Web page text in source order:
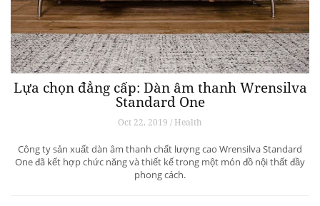
Lựa chọn đẳng cấp: Dàn âm thanh Wrensilva
Standard One
Oct 22, 2019 / Health
Công ty sản xuất dàn âm thanh chất lượng cao Wrensilva Standard
One đã kết hợp chức năng và thiết kế trong một món đồ nội thất đầy
phong cách.